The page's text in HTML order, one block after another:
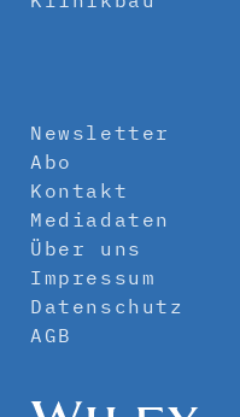
Newsletter
Abo
Kontakt
Mediadaten
Über uns
Impressum
Datenschutz
AGB